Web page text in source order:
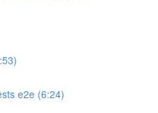
e2e (6:24)